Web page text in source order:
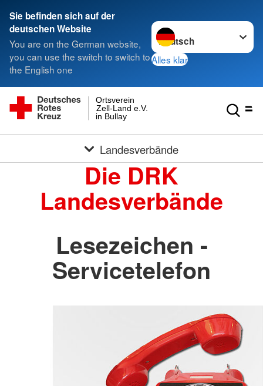
Sie befinden sich auf der
deutschen Website
You are on the German website,
you can use the switch to switch to
the English one
Sprache wechseln zu
Alles klar
in Bullay
Zell-Land e.V.
Ortsverein
Landesverbände
Die DRK
Landesverbände
Lesezeichen -
Servicetelefon